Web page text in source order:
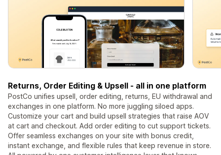
Returns, Order Editing & Upsell - all in one platform
PostCo unifies upsell, order editing, returns, EU withdrawal and
exchanges in one platform. No more juggling siloed apps.
Customize your cart and build upsell strategies that raise AOV
at cart and checkout. Add order editing to cut support tickets.
Offer seamless exchanges on your site with bonus credit,
instant exchange, and flexible rules that keep revenue in store.